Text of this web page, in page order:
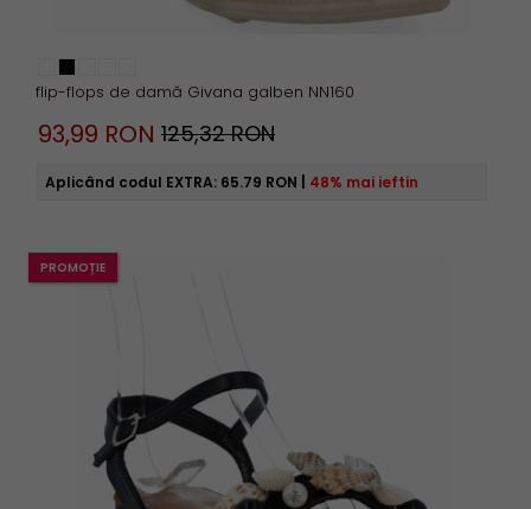
flip-flops de damă Givana galben NN160
93,99 RON 125,32 RON
Aplicând codul EXTRA: 65.79 RON 48% mai ieftin
PROMOȚIE